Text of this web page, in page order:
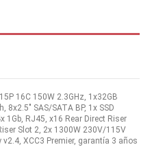
16C 150W 2.3GHz, 1x32GB
8x2.5" SAS/SATA BP, 1x SSD
1Gb, RJ45, x16 Rear Direct Riser
Slot 2, 2x 1300W 230V/115V
v2.4, XCC3 Premier, garantía 3 años